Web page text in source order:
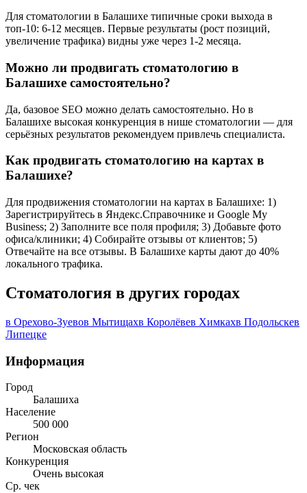
Для стоматологии в Балашихе типичные сроки выхода в
топ-10: 6-12 месяцев. Первые результаты (рост позиций,
увеличение трафика) видны уже через 1-2 месяца.
Можно ли продвигать стоматологию в
Балашихе самостоятельно?
Да, базовое SEO можно делать самостоятельно. Но в
Балашихе высокая конкуренция в нише стоматологии — для
серьёзных результатов рекомендуем привлечь специалиста.
Как продвигать стоматологию на картах в
Балашихе?
Для продвижения стоматологии на картах в Балашихе: 1)
Зарегистрируйтесь в Яндекс.Справочнике и Google My
Business; 2) Заполните все поля профиля; 3) Добавьте фото
офиса/клиники; 4) Собирайте отзывы от клиентов; 5)
Отвечайте на все отзывы. В Балашихе карты дают до 40%
локального трафика.
Стоматология в других городах
в Орехово-Зуевов Мытищахв Королёвев Химкахв Подольскев
Липецке
Информация
Город
Балашиха
Население
500 000
Регион
Московская область
Конкуренция
Очень высокая
Ср. чек